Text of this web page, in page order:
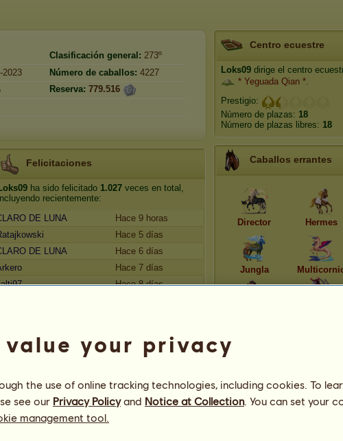
Clasificación general: 273º
2023 Número de caballos: 4227
Reserva: 779.516
Felicitaciones
ha sido felicitado 1.027 veces en total,
recientemente:
DE LUNA
Hace 9 horas
Hace 5 días
DE LUNA
Hace 6 días
Hace 7 días
Hace 8 días
Centro ecuestre
Loks09 dirige el centro
* Yeguada Qian *.
Prestigio:
Número de plazas: 18
Número de plazas libres: 18
Caballos errantes
Director Hermes
Jungla
Loks09pertenece a3
༆฿
value your privacy
the use of online tracking technologies, including cookies. To
see our Privacy Policyand Notice at Collection. You can set your
management tool.